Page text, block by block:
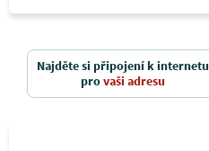
Najděte si připojení k internetu
provaši adresu